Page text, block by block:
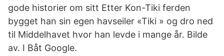
gode historier om sitt Etter Kon-Tiki ferden
bygget han sin egen havseiler «Tiki » og dro ned
til Middelhavet hvor han levde i mange år. Bilde
av. I Båt Google.